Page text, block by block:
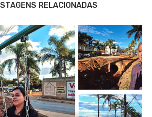
RELACIONADAS